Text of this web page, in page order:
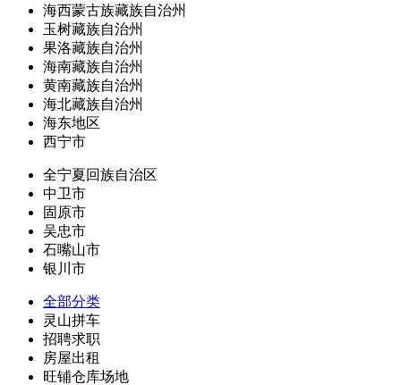
海西蒙古族藏族自治州
玉树藏族自治州
果洛藏族自治州
海南藏族自治州
黄南藏族自治州
海北藏族自治州
海东地区
西宁市
全宁夏回族自治区
中卫市
固原市
吴忠市
石嘴山市
银川市
全部分类
灵山拼车
招聘求职
房屋出租
旺铺仓库场地